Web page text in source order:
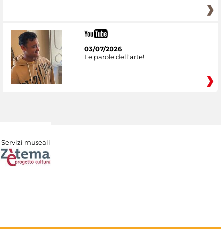
03/07/2026
Le parole dell'arte!
Servizi museali